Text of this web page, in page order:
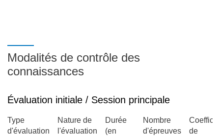
Modalités de contrôle des
connaissances
Évaluation initiale / Session principale
Type
d'évaluation
Nature de
l'évaluation
Durée
(en
Nombre
d'épreuves
de